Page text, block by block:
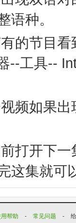
语种。
的节目
--工具--
频如果
打开下
这集就可
帮助 - 常见问题 -